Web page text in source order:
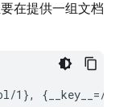
在提供一组文档